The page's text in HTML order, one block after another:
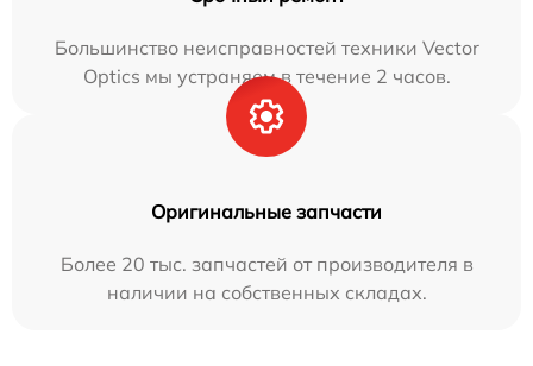
Большинство неисправностей техники Vector
Optics мы устраняем в течение 2 часов.
Оригинальные запчасти
Более 20 тыс. запчастей от производителя в
наличии на собственных складах.